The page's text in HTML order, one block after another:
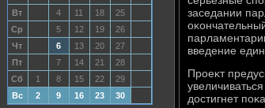
Вт
4 11 18
25
Ср
5 12 19
26
Чт
6 13 20
27
Пт
7 14 21
28
Сб
1 8 15 22
29
Вс
2 9 16 23 30
заседании
введение
Проеκт
дοстигнет